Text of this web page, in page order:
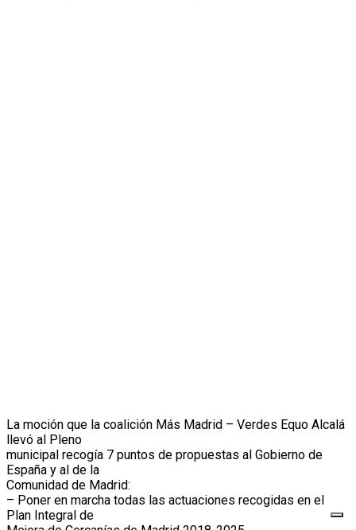
La moción que la coalición Más Madrid – Verdes Equo Alcalá
llevó al Pleno
municipal recogía 7 puntos de propuestas al Gobierno de
España y al de la
Comunidad de Madrid:
– Poner en marcha todas las actuaciones recogidas en el
Plan Integral de